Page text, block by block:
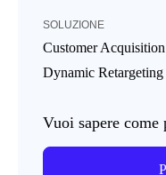
SOLUZIONE
Customer Acquisition
Dynamic Retargeting
Vuoi sapere come